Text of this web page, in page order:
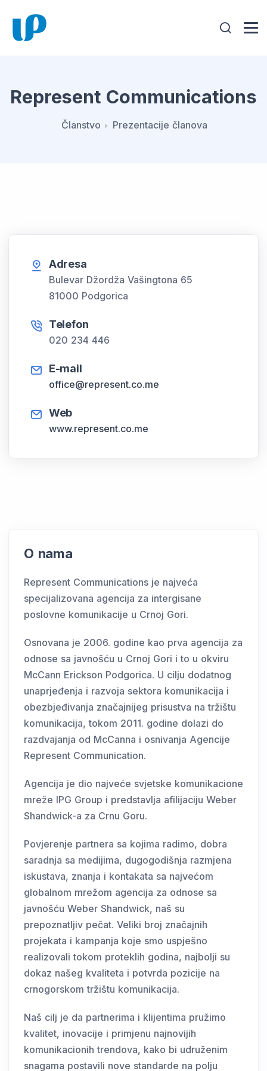
Represent Communications
Članstvo Prezentacije članova
Adresa
Bulevar Džordža Vašingtona 65
81000 Podgorica
Telefon
020 234 446
E-mail
office represent.co.me
Web
www.represent.co.me
O nama
Represent Communications je najveća
specijalizovana agencija za intergisane
poslovne komunikacije u Crnoj Gori.
Osnovana je 2006. godine kao prva agencija za
odnose sa javnošću u Crnoj Gori i to u okviru
McCann Erickson Podgorica. U cilju dodatnog
unaprjeđenja i razvoja sektora komunikacija i
obezbjeđivanja značajnijeg prisustva na tržištu
komunikacija, tokom 2011. godine dolazi do
razdvajanja od McCanna i osnivanja Agencije
Represent Communication.
Agencija je dio najveće svjetske komunikacione
mreže IPG Group i predstavlja afilijaciju Weber
Shandwick-a za Crnu Goru.
Povjerenje partnera sa kojima radimo, dobra
saradnja sa medijima, dugogodišnja razmjena
iskustava, znanja i kontakata sa najvećom
globalnom mrežom agencija za odnose sa
javnošću Weber Shandwick, naš su
prepoznatljiv pečat. Veliki broj značajnih
projekata i kampanja koje smo uspješno
realizovali tokom proteklih godina, najbolji su
dokaz našeg kvaliteta i potvrda pozicije na
crnogorskom tržištu komunikacija.
Naš cilj je da partnerima i klijentima pružimo
kvalitet, inovacije i primjenu najnovijih
komunikacionih trendova, kako bi udruženim
snagama postavili nove standarde na polju